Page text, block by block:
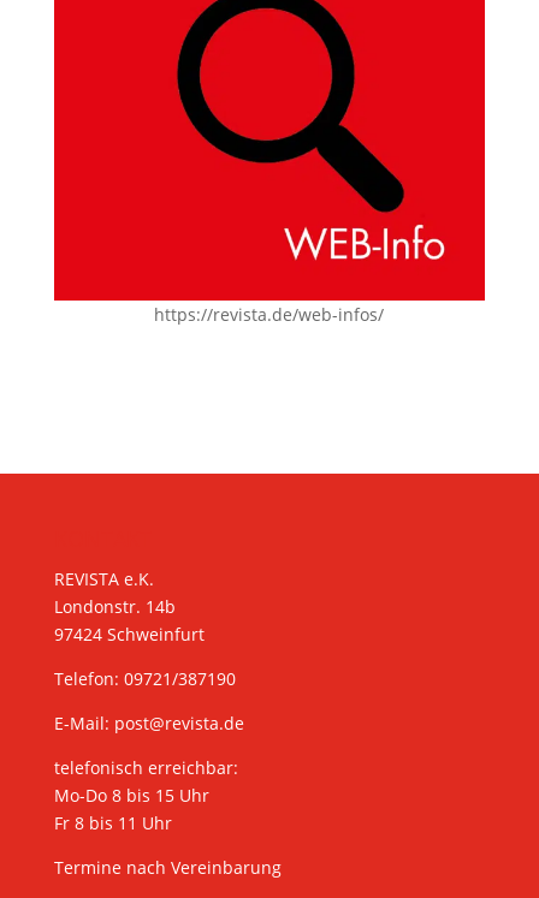
https://revista.de/web-infos/
REVISTA e.K.
Londonstr. 14b
97424 Schweinfurt
Telefon: 09721/387190
E-Mail: post@revista.de
telefonisch erreichbar:
Mo-Do 8 bis 15 Uhr
Fr 8 bis 11 Uhr
Termine nach Vereinbarung